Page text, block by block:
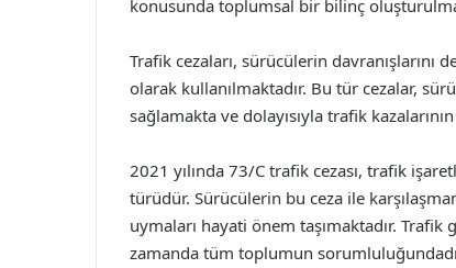
konusunda toplumsal bir bilinç
Trafik cezaları, sürücülerin
olarak kullanılmaktadır. Bu tür cezalar,
sağlamakta ve dolayısıyla trafik
2021 yılında 73/C trafik cezası, trafik
türüdür. Sürücülerin bu ceza ile
uymaları hayati önem taşımaktadır. Trafik
zamanda tüm toplumun